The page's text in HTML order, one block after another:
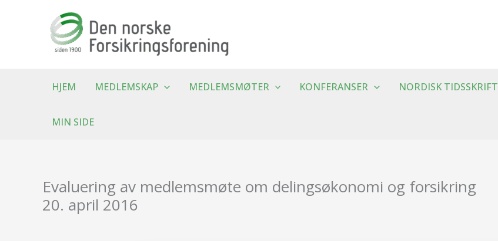
HJEM MEDLEMSKAP MEDLEMSMØTER KONFERANSER NORDISK TIDSSKRIFT
MIN SIDE
Evaluering av medlemsmøte om delingsøkonomi og forsikring
20. april 2016